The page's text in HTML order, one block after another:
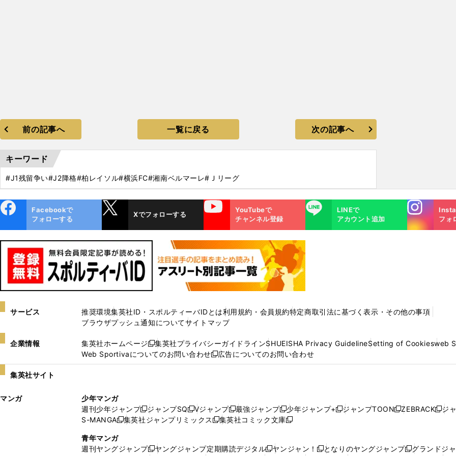
前の記事へ 一覧に戻る 次の記事へ
キーワード
#J1残留争い#J2降格#柏レイソル#横浜FC#湘南ベルマーレ#Ｊリーグ
ok
Facebookで
フォローする
Xでフォローする
YouTube
YouTubeで
チャンネル登録
LINE
LINEで
アカウント追加
Instagra
m
フォ
サービス 推奨環境集英社ID・スポルティーバIDとは利用規約・会員規約特定商取引法に基づく表示・その他の事項
ブラウザプッシュ通知についてサイトマップ
企業情報 集英社ホームページ
新
し
い
ド
ウ
く
集英社プライバシーガイドラインSHUEISHA Privacy GuidelineSetting of Cookiesweb
Web Sportivaについてのお問い合わせ
新
し
ン
ド
開
広告についてのお問い合わせ
集英社サイト
マンガ
少年マンガ
週刊少年ジャンプ
新
し
ィ
ジャンプSQ
新
し
ィ
Vジャンプ
新
し
ィ
最強ジャンプ
新
し
ィ
少年ジャンプ+
新
ィ
ジャンプTOON
新
ィ
ZEBRACK
新
ィ
ジ
S-MANGA
新
い
ウ
集英社ジャンプリミックス
新
ウ
集英社コミック文庫
新
ウ
青年マンガ
週刊ヤングジャンプ
新 ヤングジャンプ定期購読デジタル
新 ヤンジャン！新 となりのヤングジャンプ
新 グランドジ